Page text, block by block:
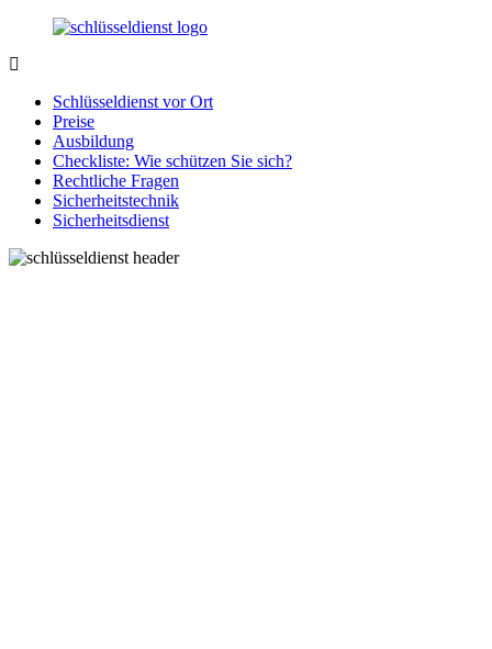
Zurück
Inhalt
Notlage
wird
gelöst!
Schlüsseldienst vor Ort
Preise
Ausbildung
Checkliste: Wie schützen Sie sich?
Rechtliche Fragen
Sicherheitstechnik
Sicherheitsdienst